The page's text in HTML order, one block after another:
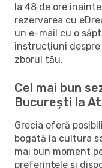
la 48 de ore
rezervarea cu
un e-mail cu o
instrucțiuni
zborul tău.
Cel mai bun
București la
Grecia oferă
bogată la cultura
mai bun moment
preferințele și